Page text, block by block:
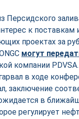
Персидского
к
проектах за
могут
компании
в ходе
заключение
в
регулирует